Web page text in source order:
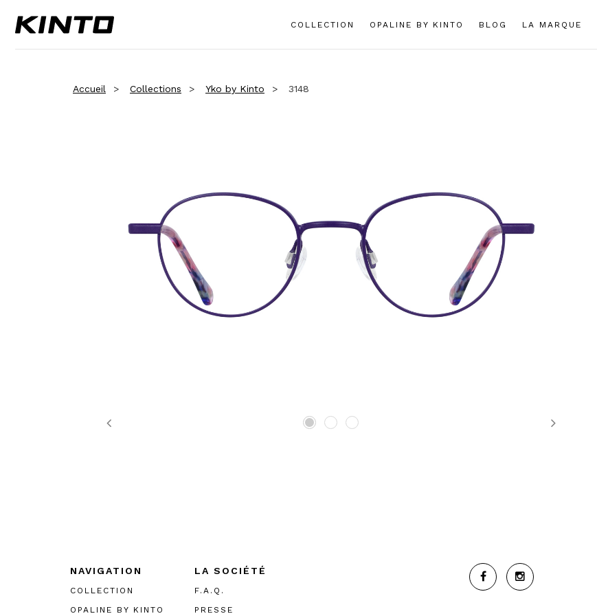
COLLECTION OPALINE BY KINTO BLOG LA MARQUE
Accueil Collections Yko by Kinto 3148
Previous Next
NAVIGATION
COLLECTION
OPALINE BY KINTO
LA SOCIÉTÉ
F.A.Q.
PRESSE